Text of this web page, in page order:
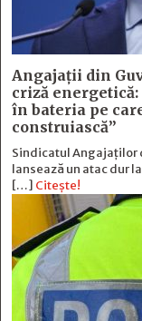
Angajații din
criză
în bateria pe
construiască”
Sindicatul Angajaților
lansează un atac dur
[…] Citește!